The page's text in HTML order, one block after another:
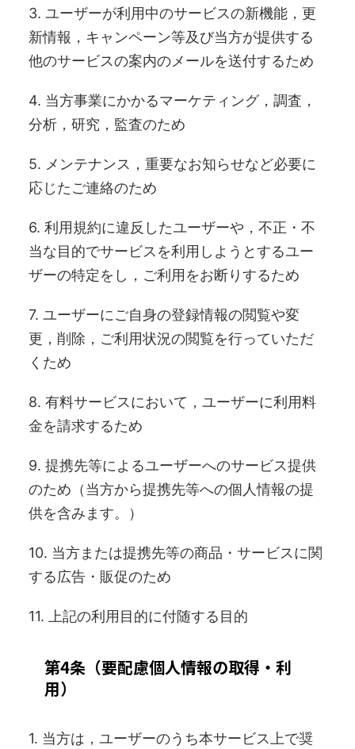
3. ユーザーが利用中のサービスの新機能，更
新情報，キャンペーン等及び当方が提供する
他のサービスの案内のメールを送付するため
4. 当方事業にかかるマーケティング，調査，
分析，研究，監査のため
5. メンテナンス，重要なお知らせなど必要に
応じたご連絡のため
6. 利用規約に違反したユーザーや，不正・不
当な目的でサービスを利用しようとするユー
ザーの特定をし，ご利用をお断りするため
7. ユーザーにご自身の登録情報の閲覧や変
更，削除，ご利用状況の閲覧を行っていただ
くため
8. 有料サービスにおいて，ユーザーに利用料
金を請求するため
9. 提携先等によるユーザーへのサービス提供
のため（当方から提携先等への個人情報の提
供を含みます。）
10. 当方または提携先等の商品・サービスに関
する広告・販促のため
11. 上記の利用目的に付随する目的
第4条（要配慮個人情報の取得・利
用）
1. 当方は，ユーザーのうち本サービス上で奨